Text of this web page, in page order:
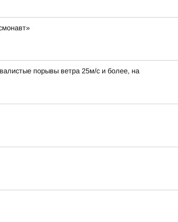
порывы ветра 25м/с и более, на